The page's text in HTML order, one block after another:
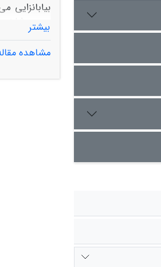
دلیل
بیشتر
مشاهده